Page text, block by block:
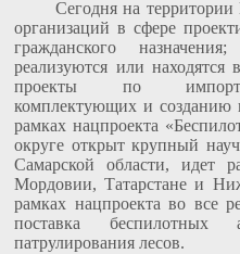
Сегодня на
организаций в сфере
гражданского
реализуются или находятся
проекты по
комплектующих и
рамках нацпроекта
округе открыт крупный
Самарской области, идет
Мордовии, Татарстане и
рамках нацпроекта во все
поставка
патрулирования лесов.